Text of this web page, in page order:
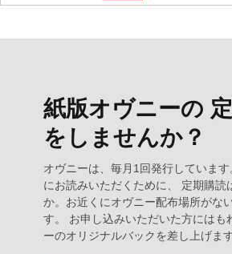
紙版オヴニーの
をしませんか？
オヴニーは、毎月1回発行していま
にお読みいただくために、 定期購読
か。お近くにオヴニー配布場所がな
す。 お申し込みいただいた方にはも
ーのオリジナルバックを差し上げます